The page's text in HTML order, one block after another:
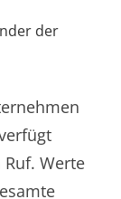
der
Ruf. Werte